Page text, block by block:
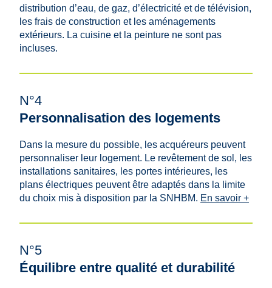
distribution d’eau, de gaz, d’électricité et de télévision,
les frais de construction et les aménagements
extérieurs. La cuisine et la peinture ne sont pas
incluses.
N°4
Personnalisation des logements
Dans la mesure du possible, les acquéreurs peuvent
personnaliser leur logement. Le revêtement de sol, les
installations sanitaires, les portes intérieures, les
plans électriques peuvent être adaptés dans la limite
du choix mis à disposition par la SNHBM. En savoir +
N°5
Équilibre entre qualité et durabilité